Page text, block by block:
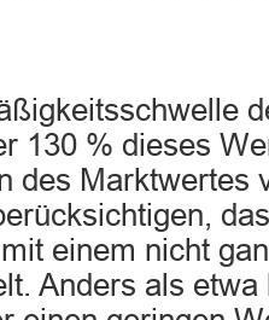
130 % dieses
des Marktwertes
einem nicht
Anders als etwa